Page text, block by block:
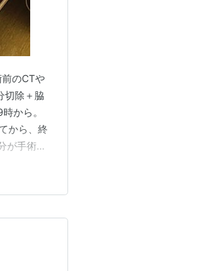
のCTや
切除＋脇
から。
から、終
が手術さ
れてい